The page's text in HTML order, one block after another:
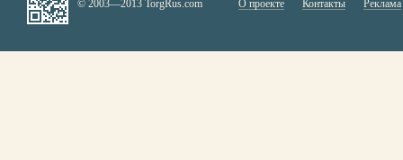
© 2003—2013 TorgRus.com О проекте Контакты Реклама